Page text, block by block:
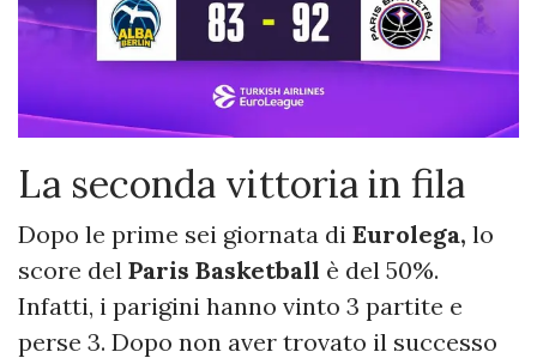
La seconda vittoria in fila
Dopo le prime sei giornata di Eurolega, lo
score del Paris Basketball è del 50%.
Infatti, i parigini hanno vinto 3 partite e
perse 3. Dopo non aver trovato il successo